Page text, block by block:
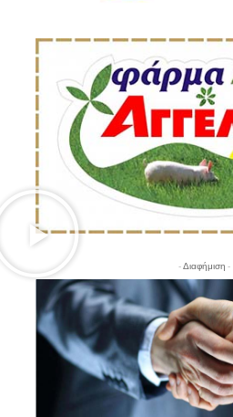
- Διαφήμιση -